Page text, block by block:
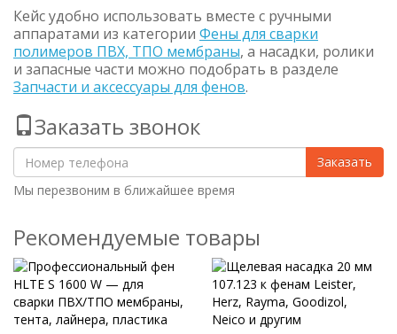
Кейс удобно использовать вместе с ручными
аппаратами из категории Фены для сварки
полимеров ПВХ, ТПО мембраны, а насадки, ролики
и запасные части можно подобрать в разделе
Запчасти и аксессуары для фенов.
Заказать звонок
Заказать
Мы перезвоним в ближайшее время
Рекомендуемые товары